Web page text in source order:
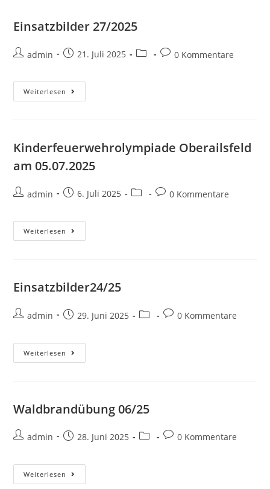
Einsatzbilder 27/2025
admin 21. Juli 2025 0 Kommentare
Weiterlesen
Kinderfeuerwehrolympiade Oberailsfeld
am 05.07.2025
admin 6. Juli 2025 0 Kommentare
Weiterlesen
Einsatzbilder24/25
admin 29. Juni 2025 0 Kommentare
Weiterlesen
Waldbrandübung 06/25
admin 28. Juni 2025 0 Kommentare
Weiterlesen